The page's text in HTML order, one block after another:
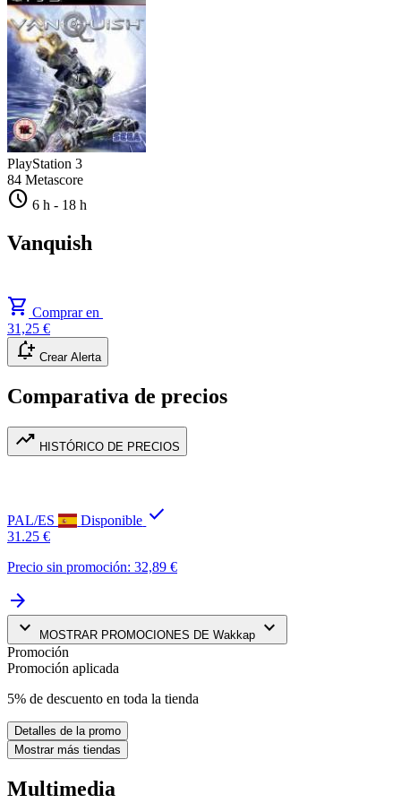
PlayStation 3
84 Metascore
schedule 6 h - 18 h
Vanquish
shopping_cart Comprar en
31,25 €
notification_add Crear Alerta
Comparativa de precios
trending_up HISTÓRICO DE PRECIOS
PAL/ES Disponible check
31.25 €
Precio sin promoción: 32,89 €
arrow_forward
keyboard_arrow_down
MOSTRAR PROMOCIONES DE Wakkap keyboard_arrow_down
Promoción
Promoción aplicada
5% de descuento en toda la tienda
Detalles de la promo
Mostrar más tiendas
Multimedia